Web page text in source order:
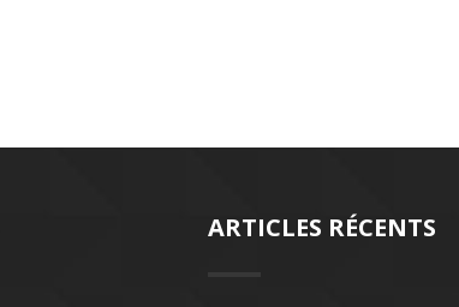
ARTICLES RÉCENTS